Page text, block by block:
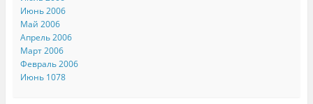
Июнь 2006
Май 2006
Апрель 2006
Март 2006
Февраль 2006
Июнь 1078